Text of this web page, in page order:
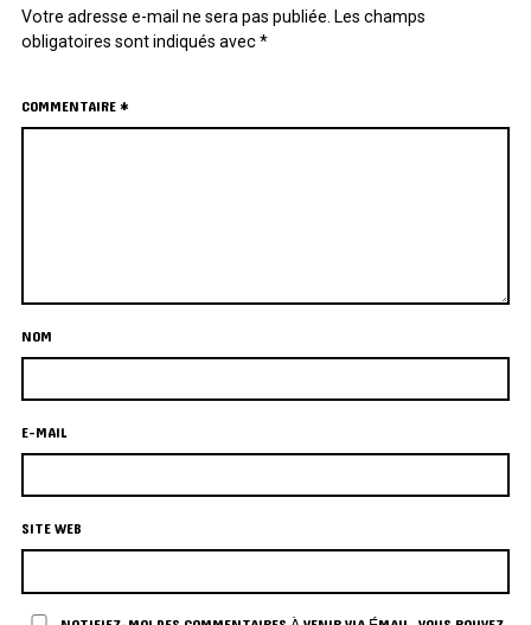
Votre adresse e-mail ne sera pas publiée. Les champs
obligatoires sont indiqués avec*
COMMENTAIRE*
NOM
E-MAIL
SITE WEB